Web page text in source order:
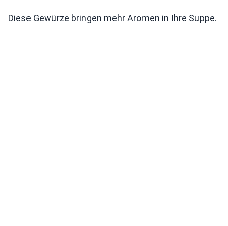
Diese Gewürze bringen mehr Aromen in Ihre Suppe.